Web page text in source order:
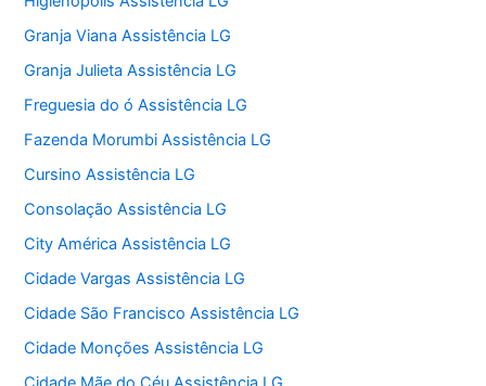
Granja Viana Assistência LG
Granja Julieta Assistência LG
Freguesia do ó Assistência LG
Fazenda Morumbi Assistência LG
Cursino Assistência LG
Consolação Assistência LG
City América Assistência LG
Cidade Vargas Assistência LG
Cidade São Francisco Assistência LG
Cidade Monções Assistência LG